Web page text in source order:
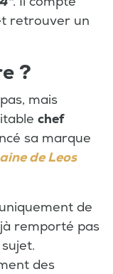
retrouver un
?
mais
chef
sa marque
de Leos
de
remporté pas
des